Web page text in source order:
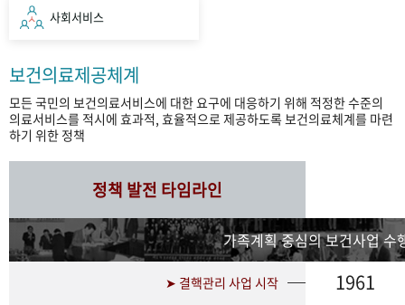
사회서비스
보건의료제공체계
모든 국민의 보건의료서비스에 대한 요구에 대응하기 위해 적정한 수준의
의료서비스를 적시에 효과적, 효율적으로 제공하도록 보건의료체계를 마련
하기 위한 정책
정책 발전 타임라인
가족계획 중심의 보건사업 수
➤ 결핵관리 사업 시작 1961